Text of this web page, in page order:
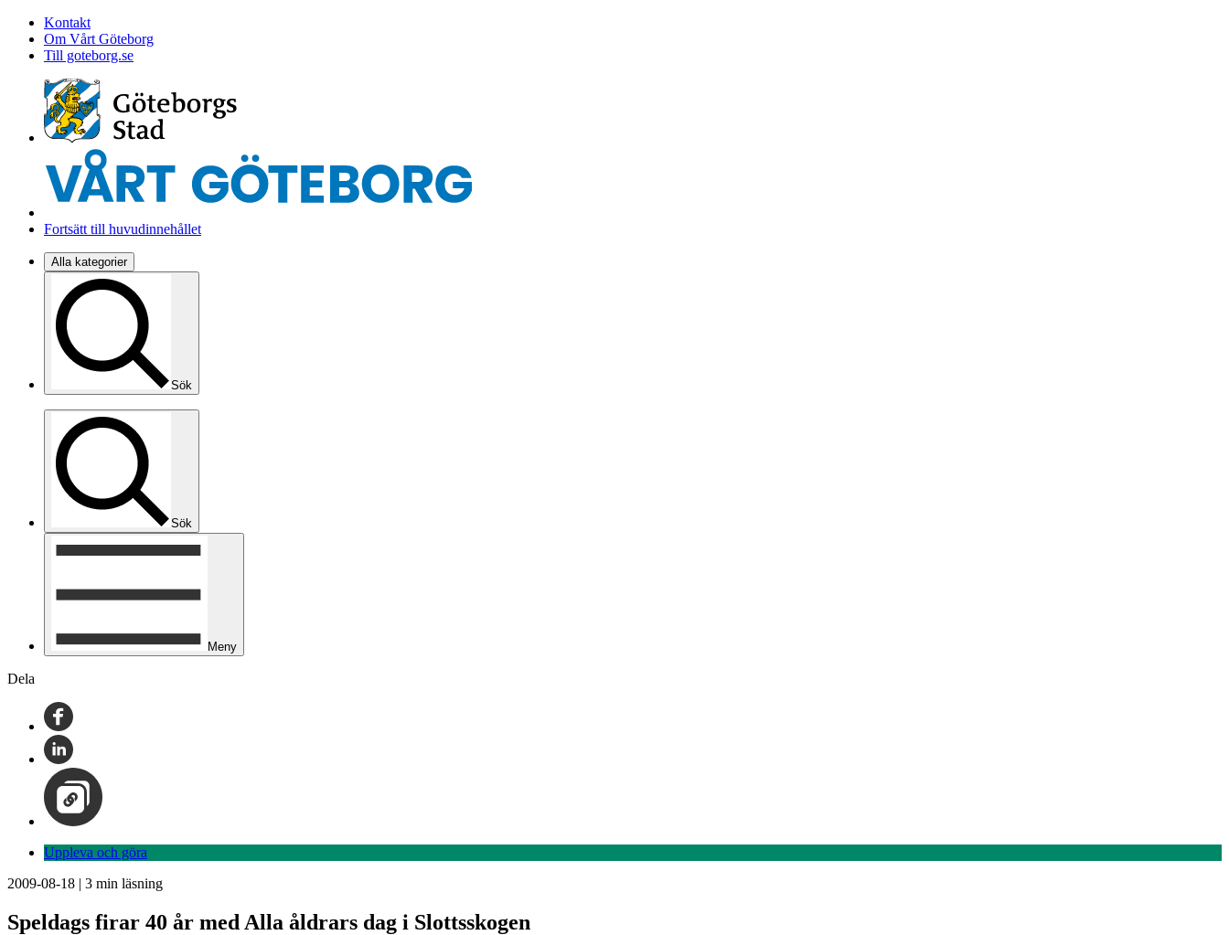
Kontakt
Om Vårt Göteborg
Till goteborg.se
Fortsätt till huvudinnehållet
Alla kategorier
Sök
Sök
Meny
Dela
Uppleva och göra
2009-08-18 | 3 min läsning
Speldags firar 40 år med Alla åldrars dag i Slottsskogen